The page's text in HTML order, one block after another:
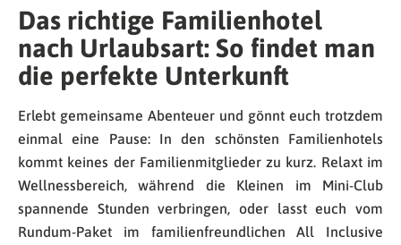
Das richtige Familienhotel
nach Urlaubsart: So findet man
die perfekte Unterkunft
Erlebt gemeinsame Abenteuer und gönnt euch trotzdem
einmal eine Pause: In den schönsten Familienhotels
kommt keines der Familienmitglieder zu kurz. Relaxt im
Wellnessbereich, während die Kleinen im Mini-Club
spannende Stunden verbringen, oder lasst euch vom
Rundum-Paket im familienfreundlichen All Inclusive